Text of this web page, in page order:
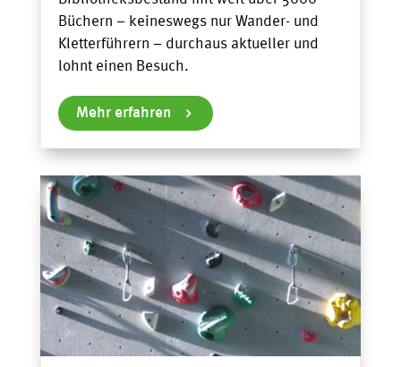
Büchern – keineswegs nur Wander- und
Kletterführern – durchaus aktueller und
lohnt einen Besuch.
Mehr erfahren